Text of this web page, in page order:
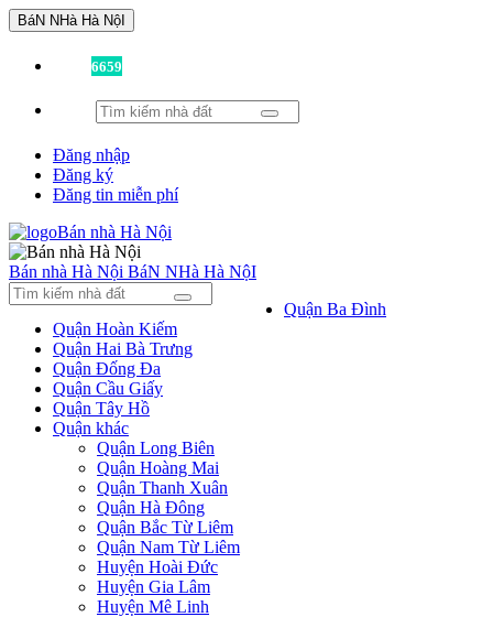
BáN NHà Hà NộI
6659
Đăng nhập
Đăng ký
Đăng tin miễn phí
Bán nhà Hà Nội BáN NHà Hà NộI
Quận Ba Đình
Quận Hoàn Kiếm
Quận Hai Bà Trưng
Quận Đống Đa
Quận Cầu Giấy
Quận Tây Hồ
Quận khác
Quận Long Biên
Quận Hoàng Mai
Quận Thanh Xuân
Quận Hà Đông
Quận Bắc Từ Liêm
Quận Nam Từ Liêm
Huyện Hoài Đức
Huyện Gia Lâm
Huyện Mê Linh